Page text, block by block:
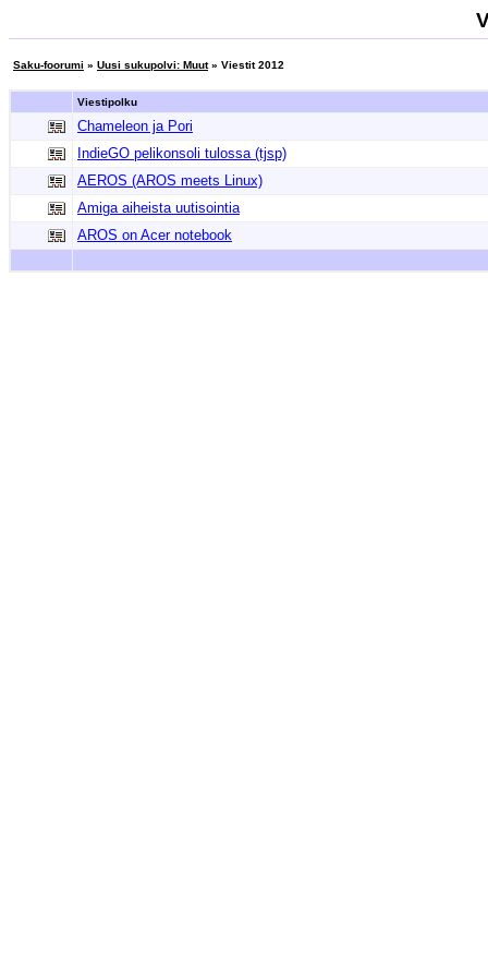
Saku-foorumi » Uusi sukupolvi: Muut» Viestit 2012
Viestipolku
Chameleon ja Pori
IndieGO pelikonsoli tulossa (tjsp)
AEROS (AROS meets Linux)
Amiga aiheista uutisointia
AROS on Acer notebook